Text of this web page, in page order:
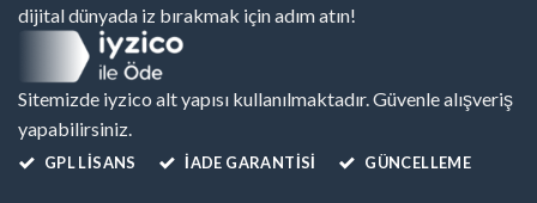
dijital dünyada iz bırakmak için adım atın!
Sitemizde iyzico alt yapısı kullanılmaktadır. Güvenle alışveriş
yapabilirsiniz.
GPL LISANS İADE GARANTİSİ GÜNCELLEME